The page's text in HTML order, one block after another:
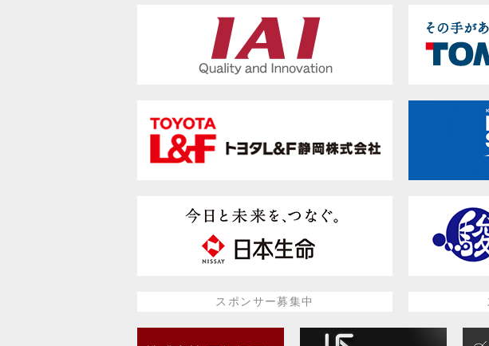
スポンサー募集中